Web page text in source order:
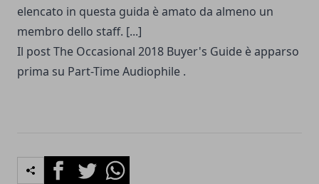
elencato in questa guida è amato da almeno un
membro dello staff. [...]
Il postThe Occasional 2018 Buyer's Guide èapparso
prima su Part-Time Audiophile .
FacebookTwitterWhatsapp